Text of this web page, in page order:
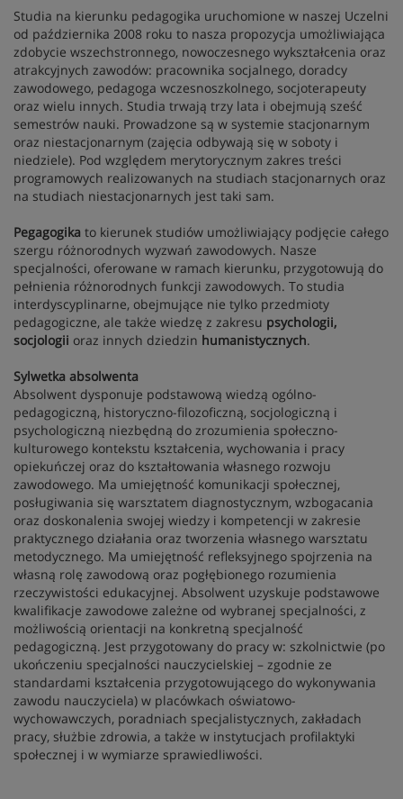
Studia na kierunku pedagogika uruchomione w naszej Uczelni
od października 2008 roku to nasza propozycja umożliwiająca
zdobycie wszechstronnego, nowoczesnego wykształcenia oraz
atrakcyjnych zawodów: pracownika socjalnego, doradcy
zawodowego, pedagoga wczesnoszkolnego, socjoterapeuty
oraz wielu innych. Studia trwają trzy lata i obejmują sześć
semestrów nauki. Prowadzone są w systemie stacjonarnym
oraz niestacjonarnym (zajęcia odbywają się w soboty i
niedziele). Pod względem merytorycznym zakres treści
programowych realizowanych na studiach stacjonarnych oraz
na studiach niestacjonarnych jest taki sam.
Pegagogika to kierunek studiów umożliwiający podjęcie całego
szergu różnorodnych wyzwań zawodowych. Nasze
specjalności, oferowane w ramach kierunku, przygotowują do
pełnienia różnorodnych funkcji zawodowych. To studia
interdyscyplinarne, obejmujące nie tylko przedmioty
pedagogiczne, ale także wiedzę z zakresu psychologii,
socjologii oraz innych dziedzin humanistycznych.
Sylwetka absolwenta
Absolwent dysponuje podstawową wiedzą ogólno-
pedagogiczną, historyczno-filozoficzną, socjologiczną i
psychologiczną niezbędną do zrozumienia społeczno-
kulturowego kontekstu kształcenia, wychowania i pracy
opiekuńczej oraz do kształtowania własnego rozwoju
zawodowego. Ma umiejętność komunikacji społecznej,
posługiwania się warsztatem diagnostycznym, wzbogacania
oraz doskonalenia swojej wiedzy i kompetencji w zakresie
praktycznego działania oraz tworzenia własnego warsztatu
metodycznego. Ma umiejętność refleksyjnego spojrzenia na
własną rolę zawodową oraz pogłębionego rozumienia
rzeczywistości edukacyjnej. Absolwent uzyskuje podstawowe
kwalifikacje zawodowe zależne od wybranej specjalności, z
możliwością orientacji na konkretną specjalność
pedagogiczną. Jest przygotowany do pracy w: szkolnictwie (po
ukończeniu specjalności nauczycielskiej – zgodnie ze
standardami kształcenia przygotowującego do wykonywania
zawodu nauczyciela) w placówkach oświatowo-
wychowawczych, poradniach specjalistycznych, zakładach
pracy, służbie zdrowia, a także w instytucjach profilaktyki
społecznej i w wymiarze sprawiedliwości.